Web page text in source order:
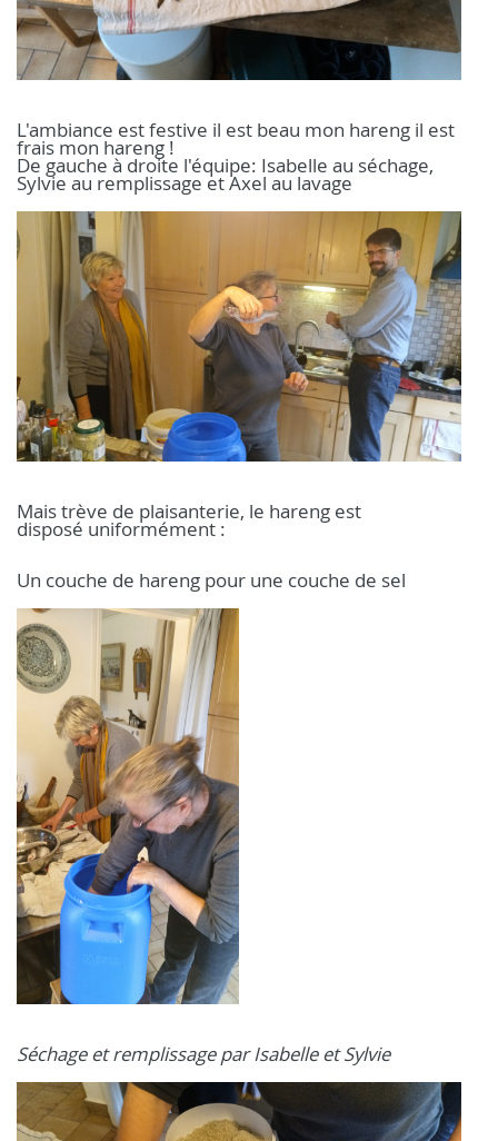
L'ambiance est festive il est beau mon hareng il est
frais mon hareng !
De gauche à droite l'équipe: Isabelle au séchage,
Sylvie au remplissage et Axel au lavage
Mais trève de plaisanterie, le hareng est
disposé uniformément :
Un couche de hareng pour une couche de sel
Séchage et remplissage par Isabelle et Sylvie